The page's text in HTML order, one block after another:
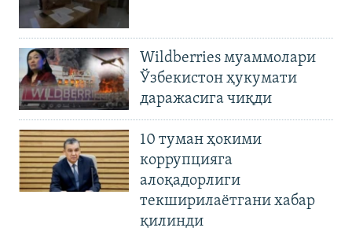
Wildberries муаммолари
Ўзбекистон ҳукумати
даражасига чиқди
10 туман ҳокими
коррупцияга
алоқадорлиги
текширилаётгани хабар
қилинди